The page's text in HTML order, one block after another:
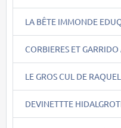
LA BÊTE IMMONDE
CORBIERES ET
LE GROS CUL DE RAQUEL
DEVINETTTE